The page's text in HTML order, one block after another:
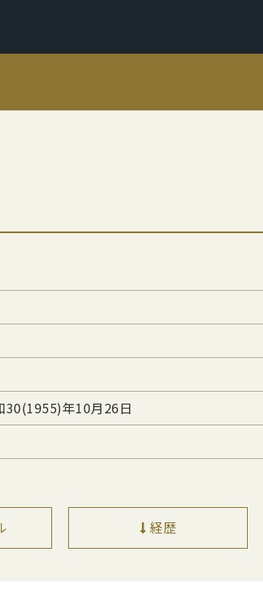
30(1955)年10月26日
経歴